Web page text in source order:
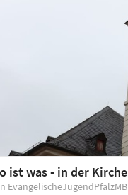
ist was - in der